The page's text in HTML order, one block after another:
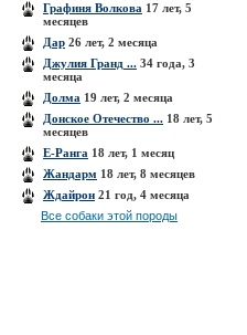
Графиня Волкова 17 лет, 5
месяцев
Дар 26 лет, 2 месяца
Джулия Гранд ... 34 года, 3
месяца
Долма 19 лет, 2 месяца
Донское Отечество ... 18 лет, 5
месяцев
Е-Ранга 18 лет, 1 месяц
Жандарм 18 лет, 8 месяцев
Ждайрон 21 год, 4 месяца
Все собаки этой породы